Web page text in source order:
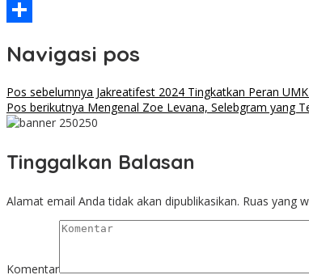
Threads
Navigasi pos
Pos sebelumnya Jakreatifest 2024 Tingkatkan Peran
Pos berikutnya Mengenal Zoe Levana, Selebgram yang
Tinggalkan Balasan
Alamat email Anda tidak akan dipublikasikan. Ruas yang
Komentar